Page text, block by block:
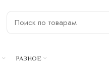
РАЗНОЕ